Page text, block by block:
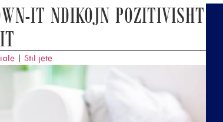
IT NDIKOJN POZITIVISHT
| Stil jete